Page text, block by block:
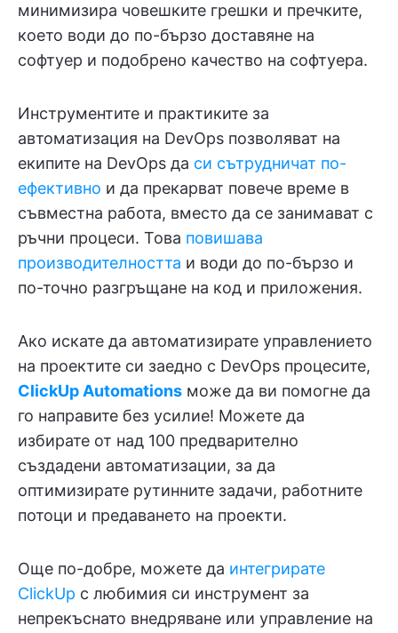
минимизира човешките грешки и пречките,
което води до по-бързо доставяне на
софтуер и подобрено качество на софтуера.
Инструментите и практиките за
автоматизация на DevOps позволяват на
екипите на DevOps да си сътрудничат по-
ефективно и да прекарват повече време в
съвместна работа, вместо да се занимават с
ръчни процеси. Това повишава
производителността и води до по-бързо и
по-точно разгръщане на код и приложения.
Ако искате да автоматизирате управлението
на проектите си заедно с DevOps процесите,
ClickUp Automations може да ви помогне да
го направите без усилие! Можете да
избирате от над 100 предварително
създадени автоматизации, за да
оптимизирате рутинните задачи, работните
потоци и предаването на проекти.
Още по-добре, можете да интегрирате
ClickUp с любимия си инструмент за
непрекъснато внедряване или управление на